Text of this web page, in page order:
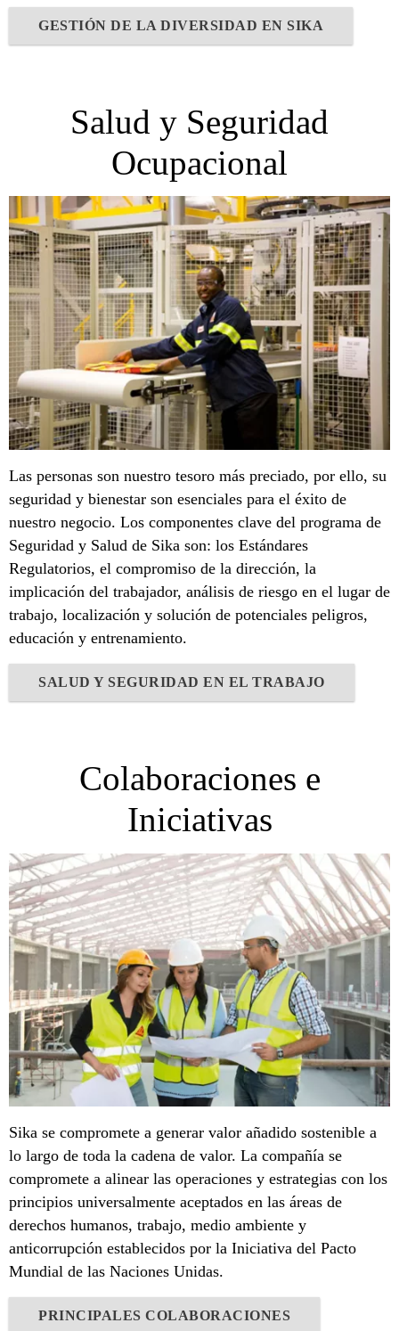
GESTIÓN DE LA DIVERSIDAD EN SIKA
Salud y Seguridad
Ocupacional
Las personas son nuestro tesoro más preciado, por ello, su
seguridad y bienestar son esenciales para el éxito de
nuestro negocio. Los componentes clave del programa de
Seguridad y Salud de Sika son: los Estándares
Regulatorios, el compromiso de la dirección, la
implicación del trabajador, análisis de riesgo en el lugar de
trabajo, localización y solución de potenciales peligros,
educación y entrenamiento.
SALUD Y SEGURIDAD EN EL TRABAJO
Colaboraciones e
Iniciativas
Sika se compromete a generar valor añadido sostenible a
lo largo de toda la cadena de valor. La compañía se
compromete a alinear las operaciones y estrategias con los
principios universalmente aceptados en las áreas de
derechos humanos, trabajo, medio ambiente y
anticorrupción establecidos por la Iniciativa del Pacto
Mundial de las Naciones Unidas.
PRINCIPALES COLABORACIONES